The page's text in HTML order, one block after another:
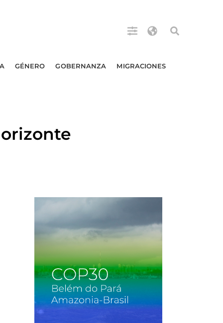
GÉNERO GOBERNANZA MIGRACIONES